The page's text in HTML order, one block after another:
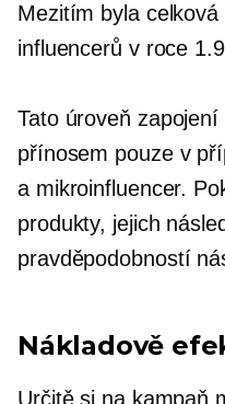
Mezitím byla
influencerů v roce
Tato úroveň
přínosem pouze v
a mikroinfluencer.
produkty, jejich
pravděpodobností
Nákladově
Určitě si na kampaň